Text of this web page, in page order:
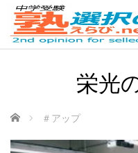
栄光
ホーム ＃アップ